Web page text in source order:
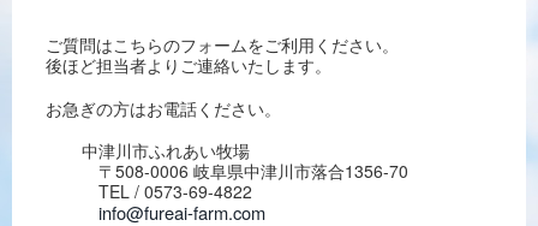
ご質問はこちらのフォームをご利用ください。
後ほど担当者よりご連絡いたします。
お急ぎの方はお電話ください。
中津川市ふれあい牧場
〒508-0006 岐阜県中津川市落合1356-70
TEL / 0573-69-4822
info@fureai-farm.com